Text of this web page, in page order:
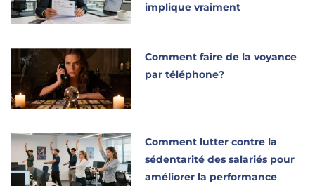
implique vraiment
Comment faire de la voyance
par téléphone?
Comment lutter contre la
sédentarité des salariés pour
améliorer la performance